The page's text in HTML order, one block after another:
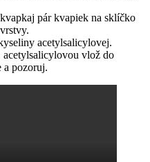
pár kvapiek na sklíčko
acetylsalicylovej.
vlož do
a pozoruj.